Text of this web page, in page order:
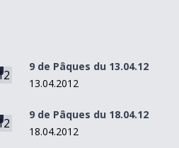
9 de Pâques du 13.04.12
13.04.2012
9 de Pâques du 18.04.12
18.04.2012